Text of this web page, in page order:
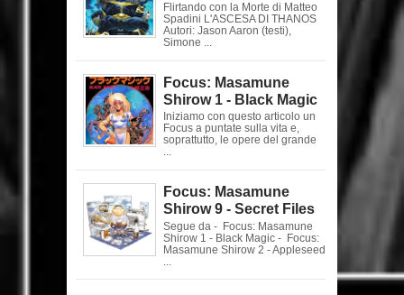
Flirtando con la Morte di Matteo
Spadini L'ASCESA DI THANOS
Autori: Jason Aaron (testi),
Simone ...
Focus: Masamune
Shirow 1 - Black Magic
Iniziamo con questo articolo un
Focus a puntate sulla vita e,
soprattutto, le opere del grande
Focus: Masamune
Shirow 9 - Secret Files
Segue da - Focus: Masamune
Shirow 1 - Black Magic - Focus:
Masamune Shirow 2 - Appleseed